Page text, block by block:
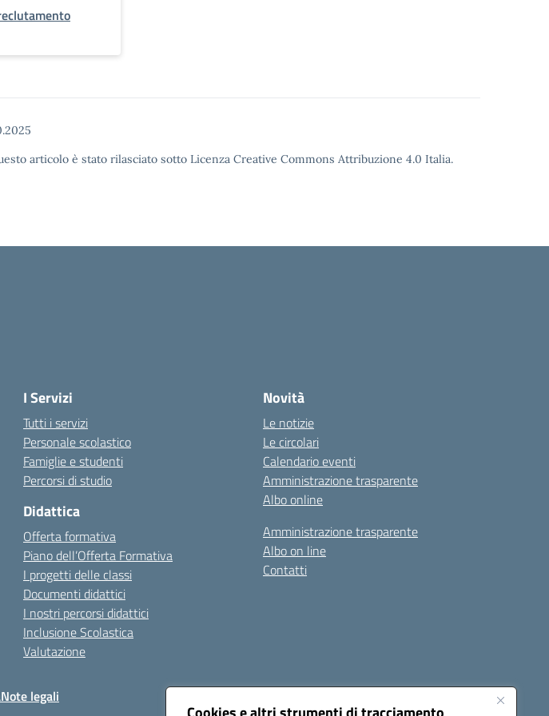
articolo è stato rilasciato sotto Licenza Creative Commons Attribuzione 4.0 Italia.
I Servizi
Tutti i servizi
Personale scolastico
Famiglie e studenti
Percorsi di studio
Didattica
Offerta formativa
Piano dell’Offerta Formativa
I progetti delle classi
Documenti didattici
I nostri percorsi didattici
Inclusione Scolastica
Valutazione
Novità
Le notizie
Le circolari
Calendario eventi
Amministrazione trasparente
Albo online
Amministrazione trasparente
Albo on line
Contatti
Note legali